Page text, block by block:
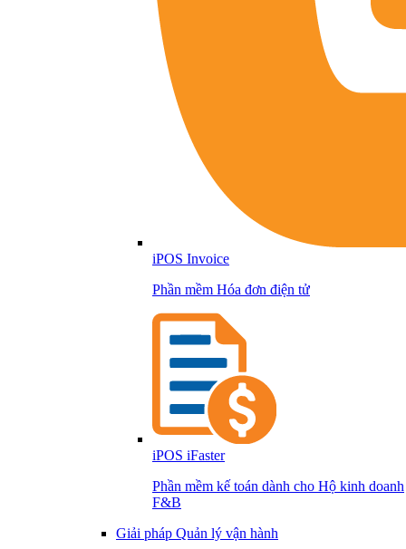
iPOS Invoice
Phần mềm Hóa đơn điện tử
iPOS iFaster
Phần mềm kế toán dành cho Hộ kinh doanh
F&B
Giải pháp Quản lý vận hành